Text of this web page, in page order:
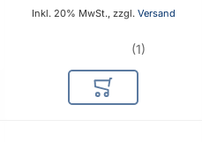
Inkl. 20% MwSt., zzgl. Versand
1
In den